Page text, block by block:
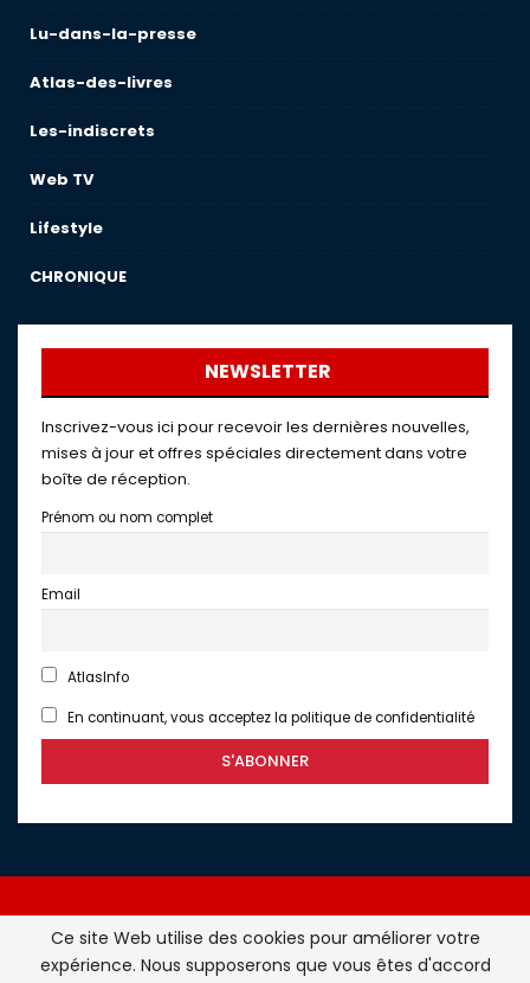
Lu-dans-la-presse
Atlas-des-livres
Les-indiscrets
Web TV
Lifestyle
CHRONIQUE
NEWSLETTER
Inscrivez-vous ici pour recevoir les dernières nouvelles,
mises à jour et offres spéciales directement dans votre
boîte de réception.
Prénom ou nom complet
Email
AtlasInfo
En continuant, vous acceptez la politique de confidentialité
Atlasinfo.fr : l'essentiel de l'actualité de la France et du
Ce site Web utilise des cookies pour améliorer votre
expérience. Nous supposerons que vous êtes d'accord